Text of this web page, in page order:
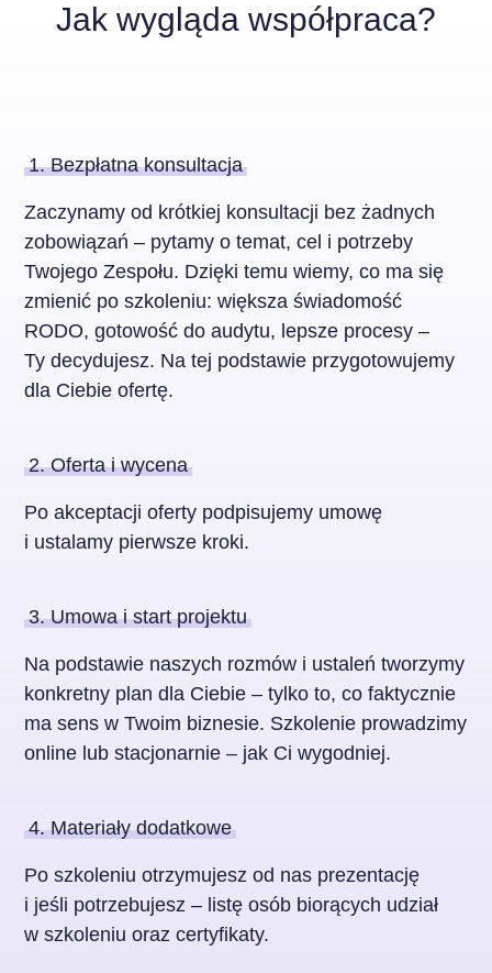
Jak wygląda współpraca?
1. Bezpłatna konsultacja
Zaczynamy od krótkiej konsultacji bez żadnych
zobowiązań – pytamy o temat, cel i potrzeby
Twojego Zespołu. Dzięki temu wiemy, co ma się
zmienić po szkoleniu: większa świadomość
RODO, gotowość do audytu, lepsze procesy –
Ty decydujesz. Na tej podstawie przygotowujemy
dla Ciebie ofertę.
2. Oferta i wycena
Po akceptacji oferty podpisujemy umowę
i ustalamy pierwsze kroki.
3. Umowa i start projektu
Na podstawie naszych rozmów i ustaleń tworzymy
konkretny plan dla Ciebie – tylko to, co faktycznie
ma sens w Twoim biznesie. Szkolenie prowadzimy
online lub stacjonarnie – jak Ci wygodniej.
4. Materiały dodatkowe
Po szkoleniu otrzymujesz od nas prezentację
i jeśli potrzebujesz – listę osób biorących udział
w szkoleniu oraz certyfikaty.